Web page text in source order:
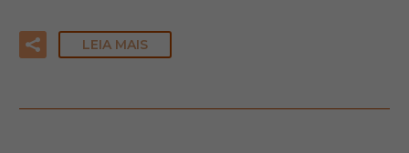
LEIA MAIS